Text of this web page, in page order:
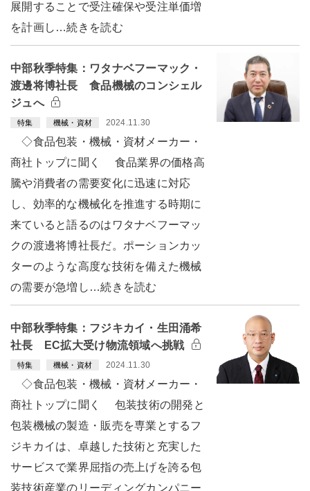
展開することで受注確保や受注単価増
を計画し…続きを読む
中部秋季特集：ワタナベフーマック・
渡邊将博社長 食品機械のコンシェル
ジュへ
特集 機械・資材 2024.11.30
◇食品包装・機械・資材メーカー・
商社トップに聞く 食品業界の価格高
騰や消費者の需要変化に迅速に対応
し、効率的な機械化を推進する時期に
来ていると語るのはワタナベフーマッ
クの渡邊将博社長だ。ポーションカッ
ターのような高度な技術を備えた機械
の需要が急増し…続きを読む
中部秋季特集：フジキカイ・生田涌希
社長 EC拡大受け物流領域へ挑戦
特集 機械・資材 2024.11.30
◇食品包装・機械・資材メーカー・
商社トップに聞く 包装技術の開発と
包装機械の製造・販売を専業とするフ
ジキカイは、卓越した技術と充実した
サービスで業界屈指の売上げを誇る包
装技術産業のリーディングカンパニー